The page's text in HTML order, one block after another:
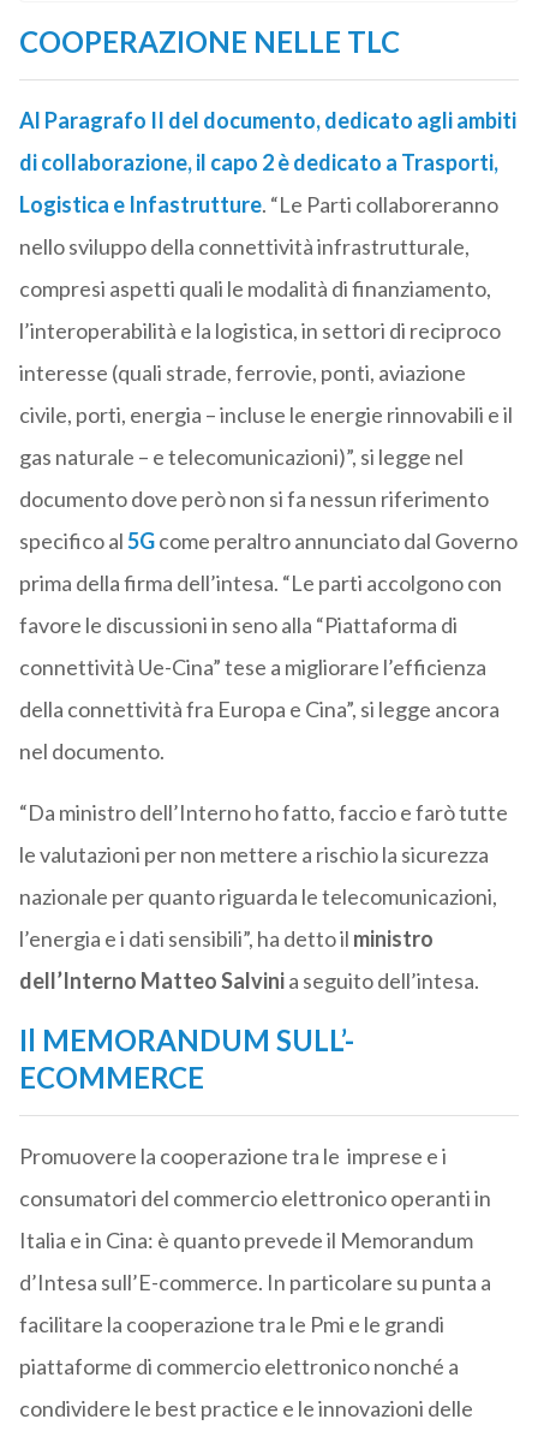
COOPERAZIONE NELLE TLC
Al Paragrafo II del documento, dedicato agli ambiti
di collaborazione, il capo 2 è dedicato a Trasporti,
Logistica e Infastrutture. “Le Parti collaboreranno
nello sviluppo della connettività infrastrutturale,
compresi aspetti quali le modalità di finanziamento,
l’interoperabilità e la logistica, in settori di reciproco
interesse (quali strade, ferrovie, ponti, aviazione
civile, porti, energia – incluse le energie rinnovabili e il
gas naturale – e telecomunicazioni)”, si legge nel
documento dove però non si fa nessun riferimento
specifico al5Gcome peraltro annunciato dal Governo
prima della firma dell’intesa. “Le parti accolgono con
favore le discussioni in seno alla “Piattaforma di
connettività Ue-Cina” tese a migliorare l’efficienza
della connettività fra Europa e Cina”, si legge ancora
nel documento.
“Da ministro dell’Interno ho fatto, faccio e farò tutte
le valutazioni per non mettere a rischio la sicurezza
nazionale per quanto riguarda le telecomunicazioni,
l’energia e i dati sensibili”, ha detto il ministro
dell’Interno Matteo Salvinia seguito dell’intesa.
Il MEMORANDUM SULL’-
ECOMMERCE
Promuovere la cooperazione tra le imprese e i
consumatori del commercio elettronico operanti in
Italia e in Cina: è quanto prevede il Memorandum
d’Intesa sull’E-commerce. In particolare su punta a
facilitare la cooperazione tra le Pmi e le grandi
piattaforme di commercio elettronico nonché a
condividere le best practice e le innovazioni delle